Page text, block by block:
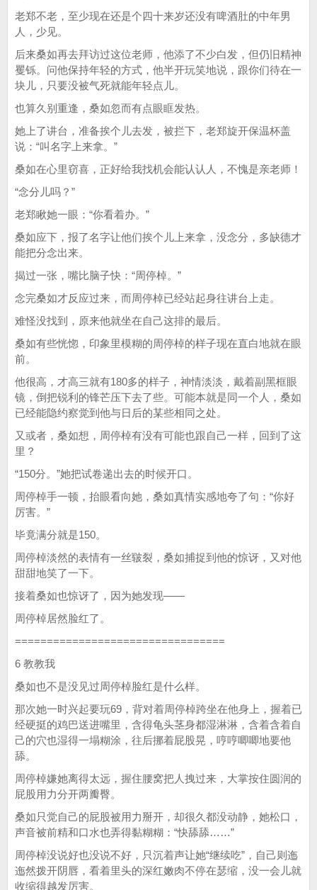
老郑不老，至少现在还是个四十来岁还没有啤酒肚的中年男
人，少见。
后来桑如再去拜访过这位老师，他添了不少白发，但仍旧精神
矍铄。问他保持年轻的方式，他半开玩笑地说，跟你们待在一
块儿，只要没被气死就能年轻点儿。
也算久别重逢，桑如忽而有点眼眶发热。
她上了讲台，准备挨个儿去发，被拦下，老郑旋开保温杯盖
说：“叫名字上来拿。”
桑如在心里窃喜，正好给我找机会能认认人，不愧是亲老师！
“念分儿吗？”
老郑瞅她一眼：“你看着办。”
桑如应下，报了名字让他们挨个儿上来拿，没念分，多缺德才
能把分念出来。
揭过一张，嘴比脑子快：“周停棹。”
念完桑如才反应过来，而周停棹已经站起身往讲台上走。
难怪没找到，原来他就坐在自己这排的最后。
桑如有些恍惚，印象里模糊的周停棹的样子现在直白地就在眼
前。
他很高，才高三就有180多的样子，神情淡淡，戴着副黑框眼
镜，倒把锐利的锋芒压下去了些。可能本就是同一个人，桑如
已经能隐约察觉到他与日后的某些相同之处。
又或者，桑如想，周停棹有没有可能也跟自己一样，回到了这
里？
“150分。”她把试卷递出去的时候开口。
周停棹手一顿，抬眼看向她，桑如真情实感地夸了句：“你好
厉害。”
毕竟满分就是150。
周停棹淡然的表情有一丝皲裂，桑如捕捉到他的惊讶，又对他
甜甜地笑了一下。
接着桑如也惊讶了，因为她发现——
周停棹居然脸红了。
=================================
6 教教我
桑如也不是没见过周停棹脸红是什么样。
那次她一时兴起要玩69，背对着周停棹跨坐在他身上，握着已
经硬挺的鸡巴送进嘴里，含得龟头茎身都湿淋淋，含着含着自
己的穴也湿得一塌糊涂，往后挪着屁股晃，哼哼唧唧地要他
舔。
周停棹嫌她离得太远，握住腰窝把人拽过来，大掌按住圆润的
屁股用力分开两瓣臀。
桑如只觉自己的屁股被用力掰开，却很久都没动静，她松口，
声音被前精和口水也弄得黏糊糊：“快舔舔……”
周停棹没说好也没说不好，只沉着声让她“继续吃”，自己则迤
迤然拨开阴唇，看着里头的深红嫩肉不停在瑟缩，没一会儿就
收缩得越发厉害。